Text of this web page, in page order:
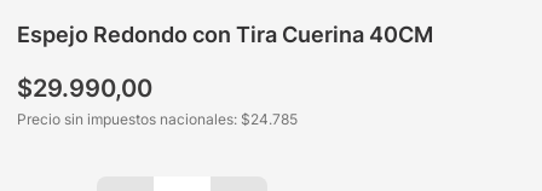
Espejo Redondo con Tira Cuerina 40CM
$29.990,00
Precio sin impuestos nacionales: $24.785